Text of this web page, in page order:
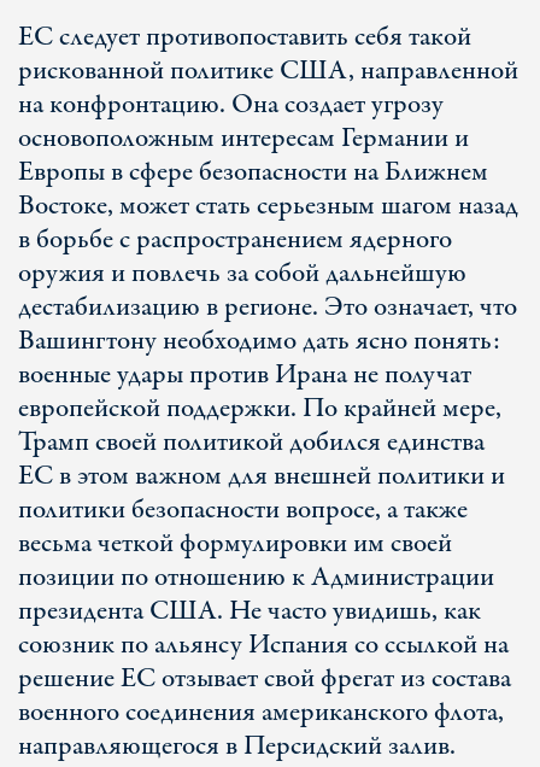
ЕС следует противопоставить себя такой
рискованной политике США, направленной
на конфронтацию. Она создает угрозу
основоположным интересам Германии и
Европы в сфере безопасности на Ближнем
Востоке, может стать серьезным шагом назад
в борьбе с распространением ядерного
оружия и повлечь за собой дальнейшую
дестабилизацию в регионе. Это означает, что
Вашингтону необходимо дать ясно понять:
военные удары против Ирана не получат
европейской поддержки. По крайней мере,
Трамп своей политикой добился единства
ЕС в этом важном для внешней политики и
политики безопасности вопросе, а также
весьма четкой формулировки им своей
позиции по отношению к Администрации
президента США. Не часто увидишь, как
союзник по альянсу Испания со ссылкой на
решение ЕС отзывает свой фрегат из состава
военного соединения американского флота,
направляющегося в Персидский залив.